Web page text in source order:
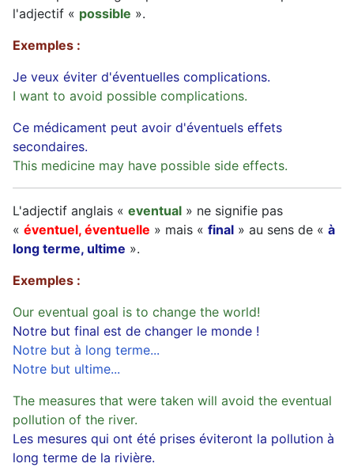
l'adjectif « possible ».
Exemples :
Je veux éviter d'éventuelles complications.
I want to avoid possible complications.
Ce médicament peut avoir d'éventuels effets
secondaires.
This medicine may have possible side effects.
L'adjectif anglais « eventual » ne signifie pas
« éventuel, éventuelle » mais « final » au sens de « à
long terme, ultime ».
Exemples :
Our eventual goal is to change the world!
Notre but final est de changer le monde !
Notre but à long terme...
Notre but ultime...
The measures that were taken will avoid the eventual
pollution of the river.
Les mesures qui ont été prises éviteront la pollution à
long terme de la rivière.